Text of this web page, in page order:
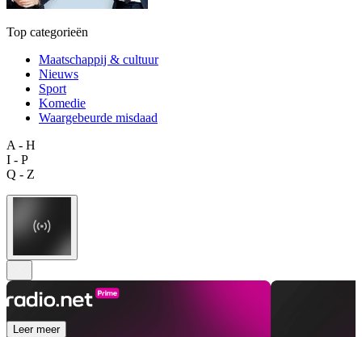
Top categorieën
Maatschappij & cultuur
Nieuws
Sport
Komedie
Waargebeurde misdaad
A - H
I - P
Q - Z
Leer meer